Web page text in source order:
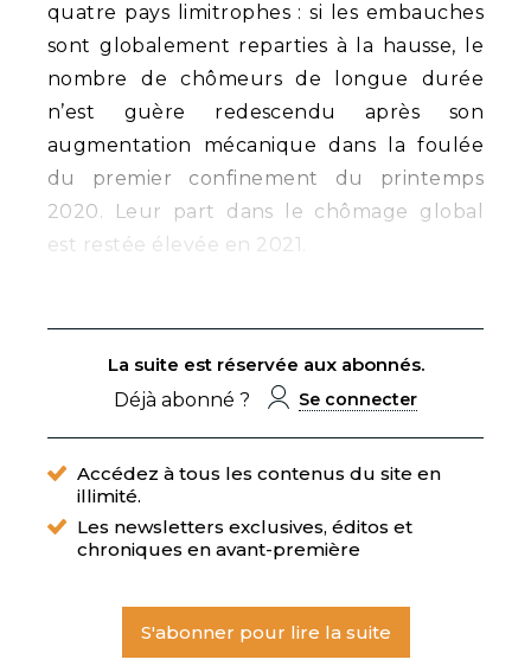
quatre pays limitrophes : si les embauches
sont globalement reparties à la hausse, le
nombre de chômeurs de longue durée
n’est guère redescendu après son
augmentation mécanique dans la foulée
du premier confinement du printemps
2020. Leur part dans le chômage global
est restée élevée en 2021.
La suite est réservée aux abonnés.
Déjà abonné ?
Se connecter
Accédez à tous les contenus du site en
illimité.
Les newsletters exclusives, éditos et
chroniques en avant-première
S'abonner pour lire la suite